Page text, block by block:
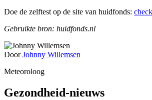
Doe de zelftest op de site van huidfonds:
Gebruikte bron: huidfonds.nl
DoorJohnny Willemsen
Meteoroloog
Gezondheid-nieuws